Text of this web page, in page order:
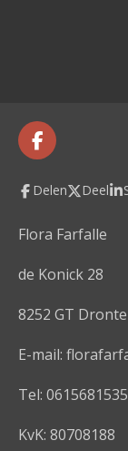
F
a
c
e
o
k
Delen Deel
Flora Farfalle
de Konick 28
8252 GT
E-mail:
Tel: 0615681535
KvK: 80708188